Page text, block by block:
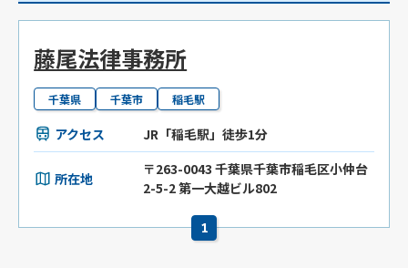
藤尾法律事務所
千葉県 千葉市 稲毛駅
アクセス JR「稲毛駅」徒歩1分
所在地
〒263-0043 千葉県千葉市稲毛区小仲台
2-5-2 第一大越ビル802
1